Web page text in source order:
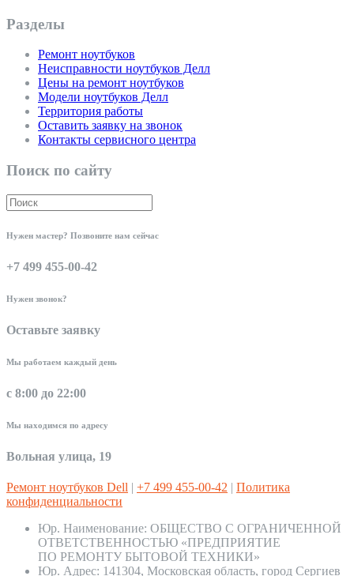
Разделы
Ремонт ноутбуков
Неисправности ноутбуков Делл
Цены на ремонт ноутбуков
Модели ноутбуков Делл
Территория работы
Оставить заявку на звонок
Контакты сервисного центра
Поиск по сайту
Нужен мастер? Позвоните нам сейчас
+7 499 455-00-42
Нужен звонок?
Оставьте заявку
Мы работаем каждый день
с 8:00 до 22:00
Мы находимся по адресу
Вольная улица, 19
Ремонт ноутбуков Dell | +7 499 455-00-42 | Политика
конфиденциальности
Юр. Наименование: ОБЩЕСТВО С ОГРАНИЧЕННОЙ
ОТВЕТСТВЕННОСТЬЮ «ПРЕДПРИЯТИЕ
ПО РЕМОНТУ БЫТОВОЙ ТЕХНИКИ»
Юр. Адрес: 141304, Московская область, город Сергиев